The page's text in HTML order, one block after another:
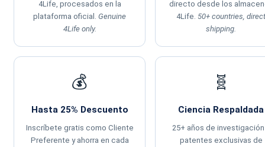
4Life, procesados en la
plataforma oficial. Genuine
4Life only.
directo desde los
4Life. 50+ countries, direct
shipping.
💰
Hasta 25% Descuento
Inscríbete gratis como Cliente
Preferente y ahorra en cada
🧬
Ciencia Respaldada
25+ años de investigación
patentes exclusivas de